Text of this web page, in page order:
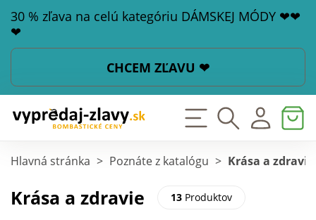
30 % zľava na celú kategóriu DÁMSKEJ MÓDY ❤❤
❤
CHCEM ZĽAVU ❤
Hlavná stránka > Poznáte z katalógu > Krása a zdravie
Krása a zdravie 13Produktov